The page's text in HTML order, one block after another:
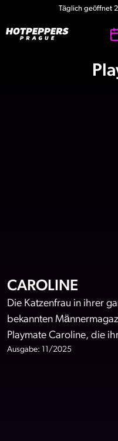
Täglich geöffnet
CAROLINE
Die Katzenfrau in ihrer
bekannten
Playmate Caroline, die
Ausgabe: 11/2025